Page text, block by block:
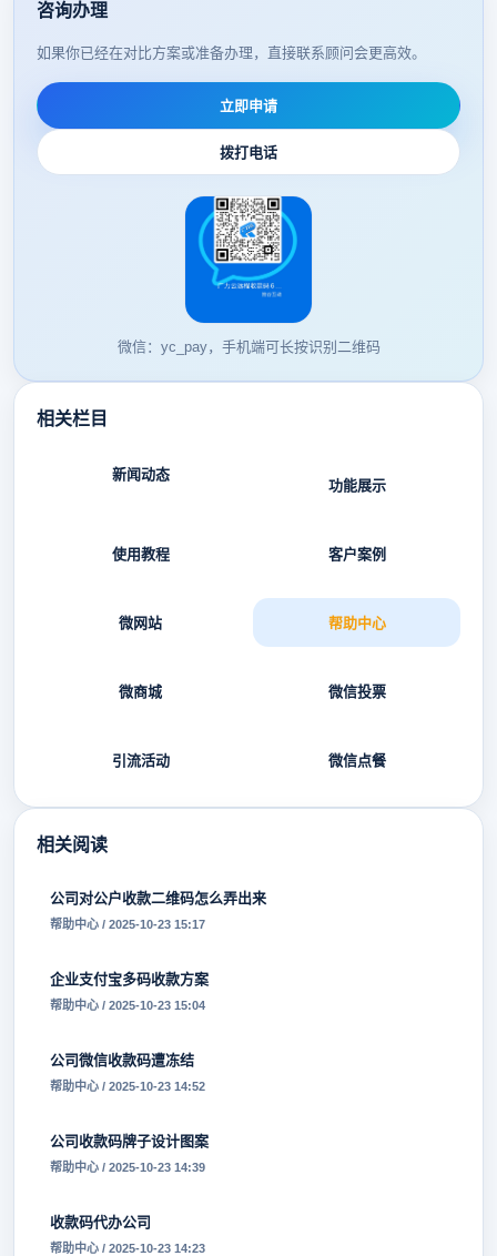
咨询办理
如果你已经在对比方案或准备办理，直接联系顾问会更高效。
立即申请
拨打电话
微信：yc_pay，手机端可长按识别二维码
相关栏目
新闻动态
功能展示
使用教程 客户案例
微网站 帮助中心
微商城 微信投票
引流活动 微信点餐
相关阅读
公司对公户收款二维码怎么弄出来
帮助中心 / 2025-10-23 15:17
企业支付宝多码收款方案
帮助中心 / 2025-10-23 15:04
公司微信收款码遭冻结
帮助中心 / 2025-10-23 14:52
公司收款码牌子设计图案
帮助中心 / 2025-10-23 14:39
收款码代办公司
帮助中心 / 2025-10-23 14:23